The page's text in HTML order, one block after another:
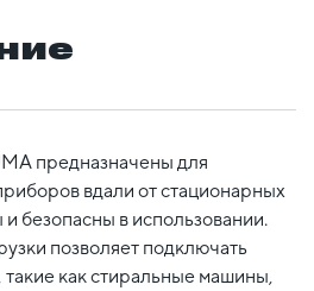
предназначены для
вдали от стационарных
безопасны в использовании.
позволяет подключать
как стиральные машины,